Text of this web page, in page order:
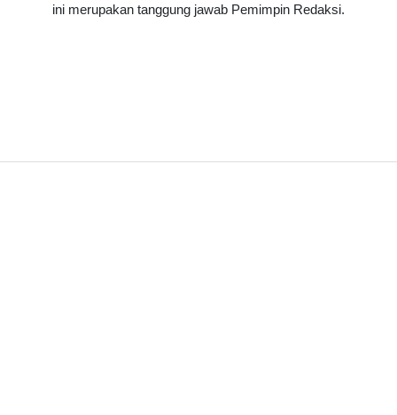
ini merupakan tanggung jawab Pemimpin Redaksi.